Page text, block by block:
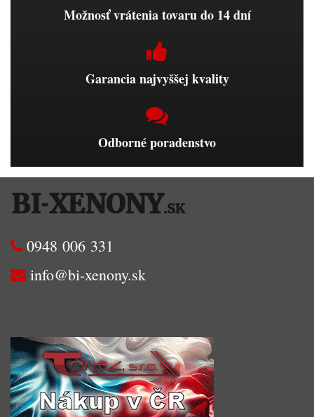
Možnosť vrátenia tovaru do 14 dní
Garancia najvyššej kvality
Odborné poradenstvo
0948 006 331
info@bi-xenony.sk